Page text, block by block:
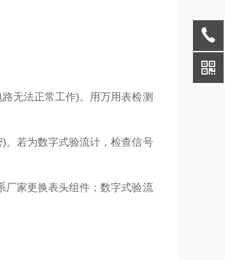
无法正常工作)。用万用表检测
若为数字式验流计，检查信号
家更换表头组件；数字式验流